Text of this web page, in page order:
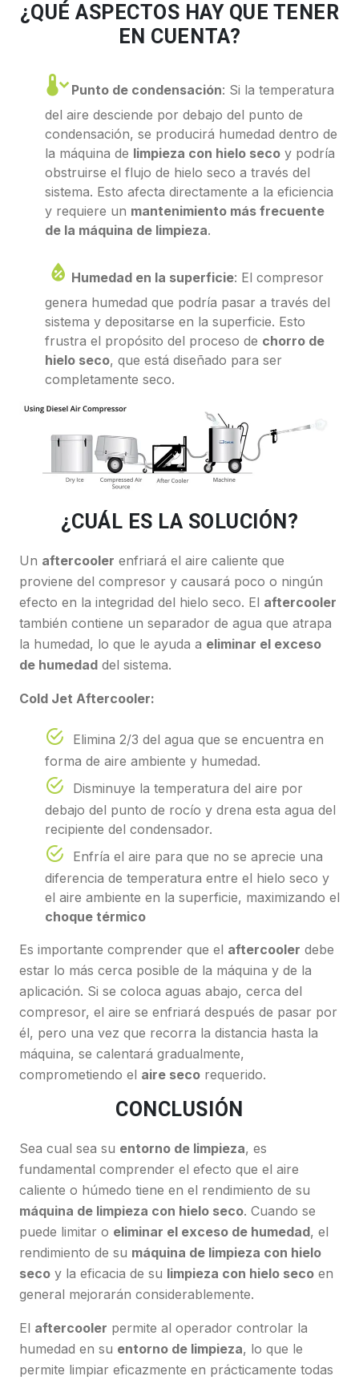
¿QUÉ ASPECTOS HAY QUE TENER
EN CUENTA?
Punto de condensación: Si la temperatura
del aire desciende por debajo del punto de
condensación, se producirá humedad dentro de
la máquina de limpieza con hielo seco y podría
obstruirse el flujo de hielo seco a través del
sistema. Esto afecta directamente a la eficiencia
y requiere un mantenimiento más frecuente
de la máquina de limpieza.
Humedad en la superficie: El compresor
genera humedad que podría pasar a través del
sistema y depositarse en la superficie. Esto
frustra el propósito del proceso de chorro de
hielo seco, que está diseñado para ser
completamente seco.
¿CUÁL ES LA SOLUCIÓN?
Un aftercooler enfriará el aire caliente que
proviene del compresor y causará poco o ningún
efecto en la integridad del hielo seco. El aftercooler
también contiene un separador de agua que atrapa
la humedad, lo que le ayuda a eliminar el exceso
de humedad del sistema.
Cold Jet Aftercooler:
Elimina 2/3 del agua que se encuentra en
forma de aire ambiente y humedad.
Disminuye la temperatura del aire por
debajo del punto de rocío y drena esta agua del
recipiente del condensador.
Enfría el aire para que no se aprecie una
diferencia de temperatura entre el hielo seco y
el aire ambiente en la superficie, maximizando el
choque térmico
Es importante comprender que el aftercooler debe
estar lo más cerca posible de la máquina y de la
aplicación. Si se coloca aguas abajo, cerca del
compresor, el aire se enfriará después de pasar por
él, pero una vez que recorra la distancia hasta la
máquina, se calentará gradualmente,
comprometiendo el aire seco requerido.
CONCLUSIÓN
Sea cual sea su entorno de limpieza, es
fundamental comprender el efecto que el aire
caliente o húmedo tiene en el rendimiento de su
máquina de limpieza con hielo seco. Cuando se
puede limitar o eliminar el exceso de humedad, el
rendimiento de su máquina de limpieza con hielo
seco y la eficacia de su limpieza con hielo seco en
general mejorarán considerablemente.
El aftercooler permite al operador controlar la
humedad en su entorno de limpieza, lo que le
permite limpiar eficazmente en prácticamente todas